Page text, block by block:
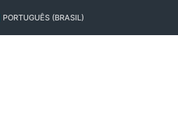
PORTUGUÊS (BRASIL)